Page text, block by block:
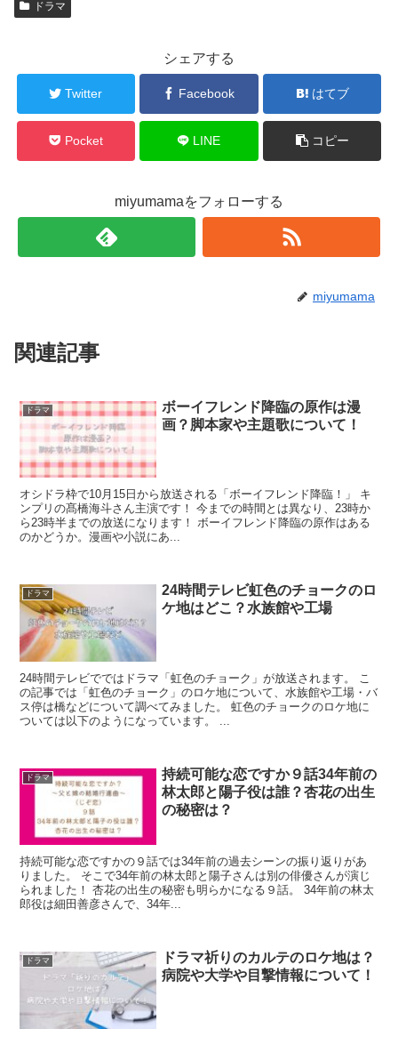
ドラマ
シェアする
Twitter Facebook はてブ
Pocket LINE コピー
miyumamaをフォローする
miyumama
関連記事
ドラマ
ボーイフレンド降臨の原作は漫
画？脚本家や主題歌について！
オシドラ枠で10月15日から放送される「ボーイフレンド降臨！」 キ
ンプリの髙橋海斗さん主演です！ 今までの時間とは異なり、23時か
ら23時半までの放送になります！ ボーイフレンド降臨の原作はある
のかどうか。漫画や小説にあ...
ドラマ
24時間テレビ虹色のチョークのロ
ケ地はどこ？水族館や工場
24時間テレビでではドラマ「虹色のチョーク」が放送されます。 こ
の記事では「虹色のチョーク」のロケ地について、水族館や工場・バ
ス停は橋などについて調べてみました。 虹色のチョークのロケ地に
ついては以下のようになっています。 ...
ドラマ
持続可能な恋ですか９話34年前の
林太郎と陽子役は誰？杏花の出生
の秘密は？
持続可能な恋ですかの９話では34年前の過去シーンの振り返りがあ
りました。 そこで34年前の林太郎と陽子さんは別の俳優さんが演じ
られました！ 杏花の出生の秘密も明らかになる９話。 34年前の林太
郎役は細田善彦さんで、34年...
ドラマ
ドラマ祈りのカルテのロケ地は？
病院や大学や目撃情報について！